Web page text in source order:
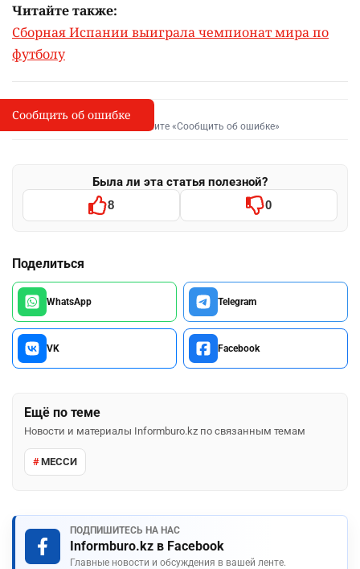
Читайте также:
Сборная Испании выиграла чемпионат мира по
футболу
I
Сообщить об опечатке
Выделите фрагмент и нажмите «Сообщить об ошибке»
Была ли эта статья полезной?
8 0
Поделиться
WhatsApp Telegram
VK Facebook
Ещё по теме
Новости и материалы Informburo.kz по связанным темам
МЕССИ
ПОДПИШИТЕСЬ НА НАС
Informburo.kz в Facebook
Главные новости и обсуждения в вашей ленте.
Сообщить об ошибке